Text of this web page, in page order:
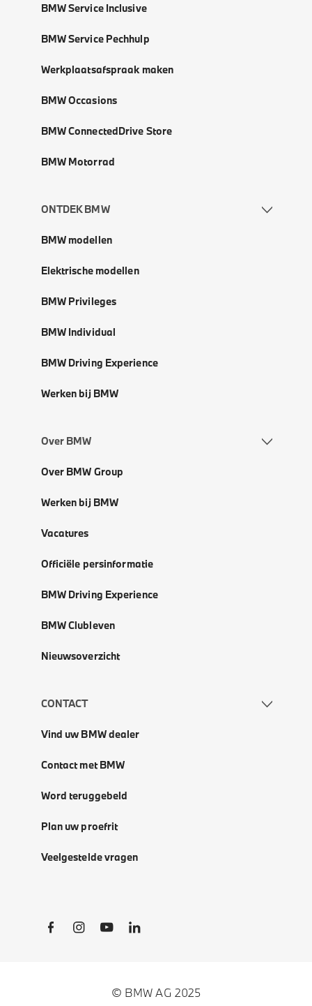
BMW Service Inclusive
BMW Service Pechhulp
Werkplaatsafspraak maken
BMW Occasions
BMW ConnectedDrive Store
BMW Motorrad
ONTDEK BMW
BMW modellen
Elektrische modellen
BMW Privileges
BMW Individual
BMW Driving Experience
Werken bij BMW
Over BMW
Over BMW Group
Werken bij BMW
Vacatures
Officiële persinformatie
BMW Driving Experience
BMW Clubleven
Nieuwsoverzicht
CONTACT
Vind uw BMW dealer
Contact met BMW
Word teruggebeld
Plan uw proefrit
Veelgestelde vragen
Social Links
© BMW AG 2025